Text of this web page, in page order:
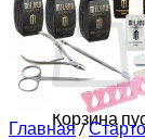
Корзина
Главная/